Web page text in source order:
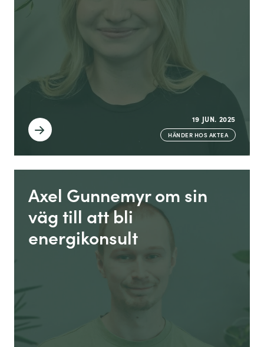
19 JUN. 2025
HÄNDER HOS AKTEA
Axel Gunnemyr om sin
väg till att bli
energikonsult